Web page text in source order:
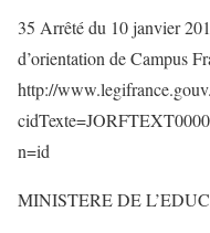
35 Arrêté du 10 janvier
d’orientation de Campus
http://
n=id
MINISTERE DE